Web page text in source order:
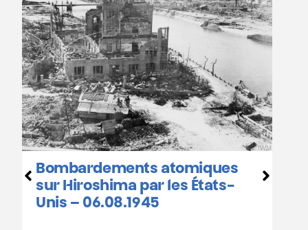
Hiroshima et Nagasaki :
calendrier des
commémorations en Belgique